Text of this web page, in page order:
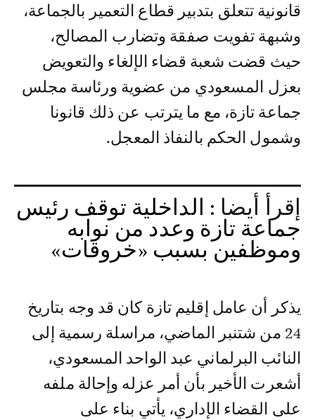
قانونية تتعلق بتدبير قطاع التعمير بالجماعة،
وشبهة تفويت صفقة وتضارب المصالح،
حيث قضت شعبة قضاء الإلغاء والتعويض
بعزل المسعودي من عضوية ورئاسة مجلس
جماعة تازة، مع ما يترتب عن ذلك قانونا
وشمول الحكم بالنفاذ المعجل.
إقرأ أيضا : الداخلية توقف رئيس
جماعة تازة وعدد من نوابه
وموظفين‎ بسبب «خروقات»
يذكر أن عامل إقليم تازة كان قد وجه بتاريخ
24 من شتنبر الماضي، مراسلة رسمية إلى
النائب البرلماني عبد الواحد المسعودي،
أشعرت الأخير بأن أمر عزله وإحالة ملفه
على القضاء الإداري، يأتي بناء على